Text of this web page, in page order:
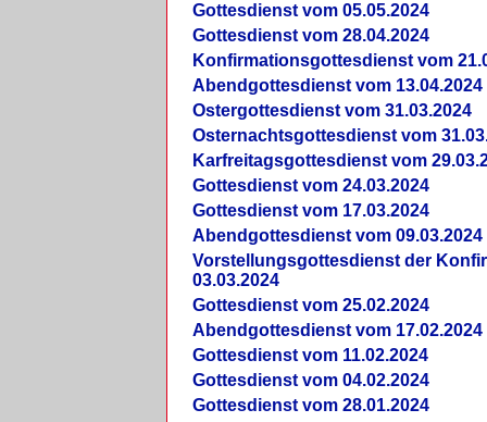
Gottesdienst vom 05.05.2024
Gottesdienst vom 28.04.2024
Konfirmationsgottesdienst vom
Abendgottesdienst vom 13.04.2024
Ostergottesdienst vom 31.03.2024
Osternachtsgottesdienst vom
Karfreitagsgottesdienst vom
Gottesdienst vom 24.03.2024
Gottesdienst vom 17.03.2024
Abendgottesdienst vom 09.03.2024
Vorstellungsgottesdienst der
03.03.2024
Gottesdienst vom 25.02.2024
Abendgottesdienst vom 17.02.2024
Gottesdienst vom 11.02.2024
Gottesdienst vom 04.02.2024
Gottesdienst vom 28.01.2024